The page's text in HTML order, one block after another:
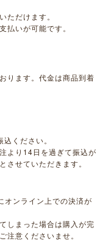
ただけます。
払いが可能です。
ります。代金は商品到着
ください。
より14日を過ぎて振込が
させていただきます。
オンライン上での決済が
しまった場合は購入が完
注意くださいませ。